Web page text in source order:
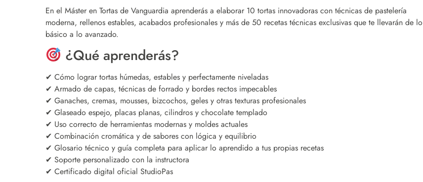
En el Máster en Tortas de Vanguardia aprenderás a elaborar 10 tortas innovadoras con técnicas de pastelería
moderna, rellenos estables, acabados profesionales y más de 50 recetas técnicas exclusivas que te llevarán de lo
básico a lo avanzado.
¿Qué aprenderás?
✔ Cómo lograr tortas húmedas, estables y perfectamente niveladas
✔ Armado de capas, técnicas de forrado y bordes rectos impecables
✔ Ganaches, cremas, mousses, bizcochos, geles y otras texturas profesionales
✔ Glaseado espejo, placas planas, cilindros y chocolate templado
✔ Uso correcto de herramientas modernas y moldes actuales
✔ Combinación cromática y de sabores con lógica y equilibrio
✔ Glosario técnico y guía completa para aplicar lo aprendido a tus propias recetas
✔ Soporte personalizado con la instructora
✔ Certificado digital oficial StudioPas